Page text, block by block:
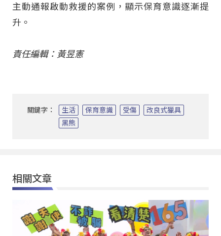
主動通報啟動救援的案例，顯示保育意識逐漸提
升。
責任編輯：黃昱憲
關鍵字： 生活 保育意識 受傷
改良式獵具
黑熊
相關文章